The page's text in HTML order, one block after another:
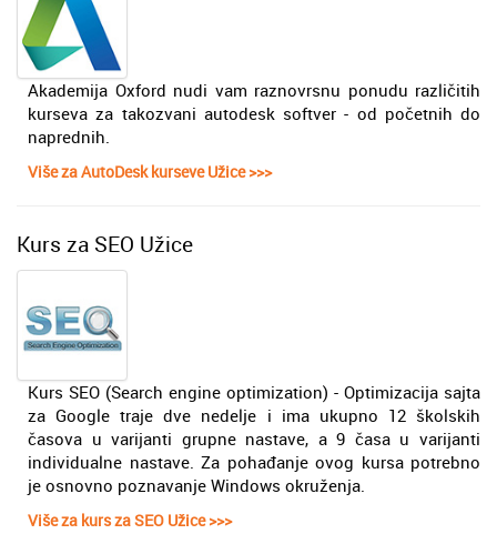
Akademija Oxford nudi vam raznovrsnu ponudu različitih
kurseva za takozvani autodesk softver - od početnih do
naprednih.
Više za AutoDesk kurseve Užice >>>
Kurs za SEO Užice
Kurs SEO (Search engine optimization) - Optimizacija sajta
za Google trаje dve nedelje i ima ukupno 12 školskih
čаsova u varijanti grupne nastave, a 9 časa u varijanti
individualne nastave. Za pohađanje ovog kursa potrebno
je osnovno poznavanje Windows okruženja.
Više za kurs za SEO Užice >>>